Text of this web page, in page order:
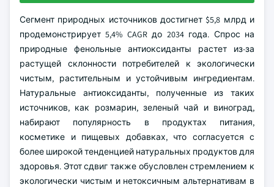
Сегмент природных источников достигнет $5,8 млрд и
продемонстрирует 5,4% CAGR до 2034 года. Спрос на
природные фенольные антиоксиданты растет из-за
растущей склонности потребителей к экологически
чистым, растительным и устойчивым ингредиентам.
Натуральные антиоксиданты, полученные из таких
источников, как розмарин, зеленый чай и виноград,
набирают популярность в продуктах питания,
косметике и пищевых добавках, что согласуется с
более широкой тенденцией натуральных продуктов для
здоровья. Этот сдвиг также обусловлен стремлением к
экологически чистым и нетоксичным альтернативам в